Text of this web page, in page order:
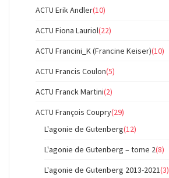
ACTU Erik Andler(10)
ACTU Fiona Lauriol(22)
ACTU Francini_K (Francine Keiser)(10)
ACTU Francis Coulon(5)
ACTU Franck Martini(2)
ACTU François Coupry(29)
L'agonie de Gutenberg(12)
L'agonie de Gutenberg – tome 2(8)
L'agonie de Gutenberg 2013-2021(3)